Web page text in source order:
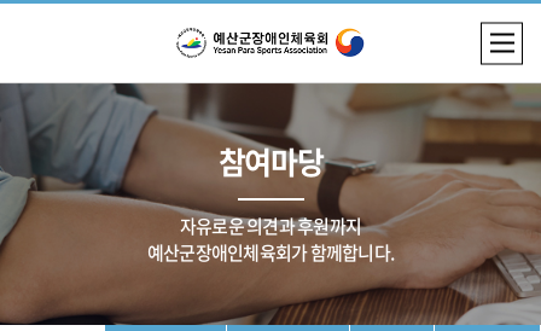
참여마당
자유로운 의견과 후원까지
예산군장애인체육회가 함께합니다.